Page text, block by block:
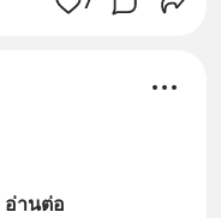
อ่านต่อ